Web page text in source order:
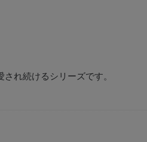
れ続けるシリーズです。